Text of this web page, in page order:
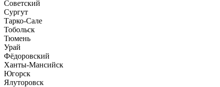
Советский
Сургут
Тарко-Сале
Тобольск
Тюмень
Урай
Фёдоровский
Ханты-Мансийск
Югорск
Ялуторовск